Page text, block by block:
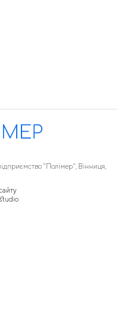
"Полімер", Вінниця,